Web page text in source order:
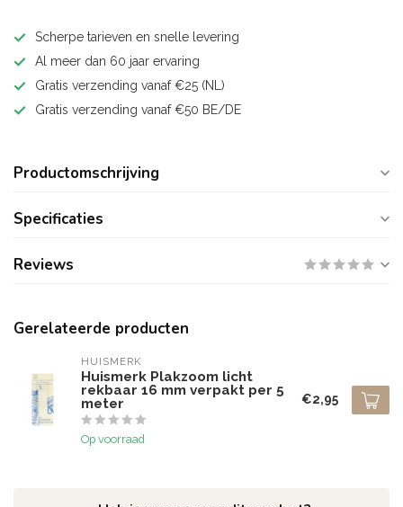
Scherpe tarieven en snelle levering
Al meer dan 60 jaar ervaring
Gratis verzending vanaf €25 (NL)
Gratis verzending vanaf €50 BE/DE
Productomschrijving
Specificaties
Reviews
Gerelateerde producten
HUISMERK
Huismerk Plakzoom licht
rekbaar 16 mm verpakt per 5
meter
Op voorraad
€2,95